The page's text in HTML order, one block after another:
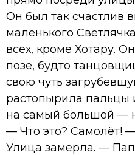
Он был так счастлив
маленького
всех, кроме Хотару.
позе, будто
свою чуть
растопырила пальцы
на самый большой —
— Что это? Самолёт!
Улица замерла. —